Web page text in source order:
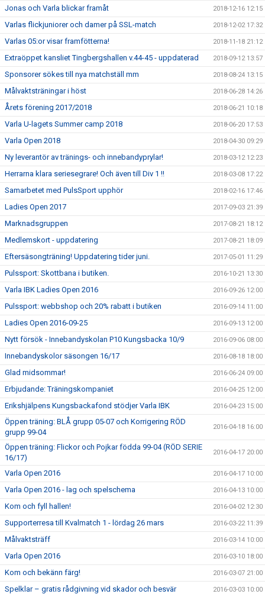
Jonas och Varla blickar framåt 2018-12-16 12:15
Varlas flickjuniorer och damer på SSL-match 2018-12-02 17:32
Varlas 05:or visar framfötterna! 2018-11-18 21:12
Extraöppet kansliet Tingbergshallen v.44-45 - uppdaterad 2018-09-12 13:57
Sponsorer sökes till nya matchställ mm 2018-08-24 13:15
Målvaktsträningar i höst 2018-06-28 14:26
Årets förening 2017/2018 2018-06-21 10:18
Varla U-lagets Summer camp 2018 2018-06-20 17:53
Varla Open 2018 2018-04-30 09:29
Ny leverantör av tränings- och innebandyprylar! 2018-03-12 12:23
Herrarna klara seriesegrare! Och även till Div 1 !! 2018-03-08 17:22
Samarbetet med PulsSport upphör 2018-02-16 17:46
Ladies Open 2017 2017-09-03 21:39
Marknadsgruppen 2017-08-21 18:12
Medlemskort - uppdatering 2017-08-21 18:09
Eftersäsongträning! Uppdatering tider juni. 2017-05-01 11:29
Pulssport: Skottbana i butiken. 2016-10-21 13:30
Varla IBK Ladies Open 2016 2016-09-26 12:00
Pulssport: webbshop och 20% rabatt i butiken 2016-09-14 11:00
Ladies Open 2016-09-25 2016-09-13 12:00
Nytt försök - Innebandyskolan P10 Kungsbacka 10/9 2016-09-06 08:00
Innebandyskolor säsongen 16/17 2016-08-18 18:00
Glad midsommar! 2016-06-24 09:00
Erbjudande: Träningskompaniet 2016-04-25 12:00
Erikshjälpens Kungsbackafond stödjer Varla IBK 2016-04-23 15:00
Öppen träning: BLÅ grupp 05-07 och Korrigering RÖD
grupp 99-04
2016-04-18 16:00
Öppen träning: Flickor och Pojkar födda 99-04 (RÖD SERIE
16/17)
2016-04-17 20:00
Varla Open 2016 2016-04-17 10:00
Varla Open 2016 - lag och spelschema 2016-04-13 10:00
Kom och fyll hallen! 2016-04-02 12:30
Supporterresa till Kvalmatch 1 - lördag 26 mars 2016-03-22 11:39
Målvaktsträff 2016-03-14 10:00
Varla Open 2016 2016-03-10 18:00
Kom och bekänn färg! 2016-03-07 21:00
Spelklar – gratis rådgivning vid skador och besvär 2016-03-03 10:00